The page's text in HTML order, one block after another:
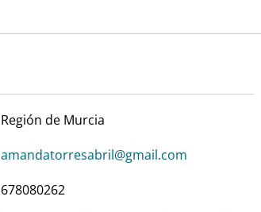
Región de Murcia
amandatorresabril@gmail.com
678080262